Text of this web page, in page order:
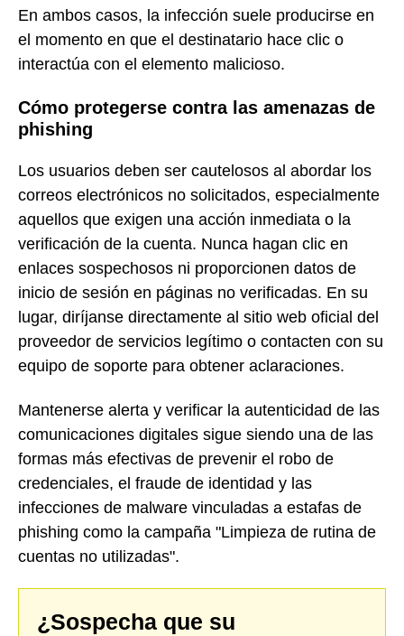
En ambos casos, la infección suele producirse en
el momento en que el destinatario hace clic o
interactúa con el elemento malicioso.
Cómo protegerse contra las amenazas de
phishing
Los usuarios deben ser cautelosos al abordar los
correos electrónicos no solicitados, especialmente
aquellos que exigen una acción inmediata o la
verificación de la cuenta. Nunca hagan clic en
enlaces sospechosos ni proporcionen datos de
inicio de sesión en páginas no verificadas. En su
lugar, diríjanse directamente al sitio web oficial del
proveedor de servicios legítimo o contacten con su
equipo de soporte para obtener aclaraciones.
Mantenerse alerta y verificar la autenticidad de las
comunicaciones digitales sigue siendo una de las
formas más efectivas de prevenir el robo de
credenciales, el fraude de identidad y las
infecciones de malware vinculadas a estafas de
phishing como la campaña "Limpieza de rutina de
cuentas no utilizadas".
¿Sospecha que su